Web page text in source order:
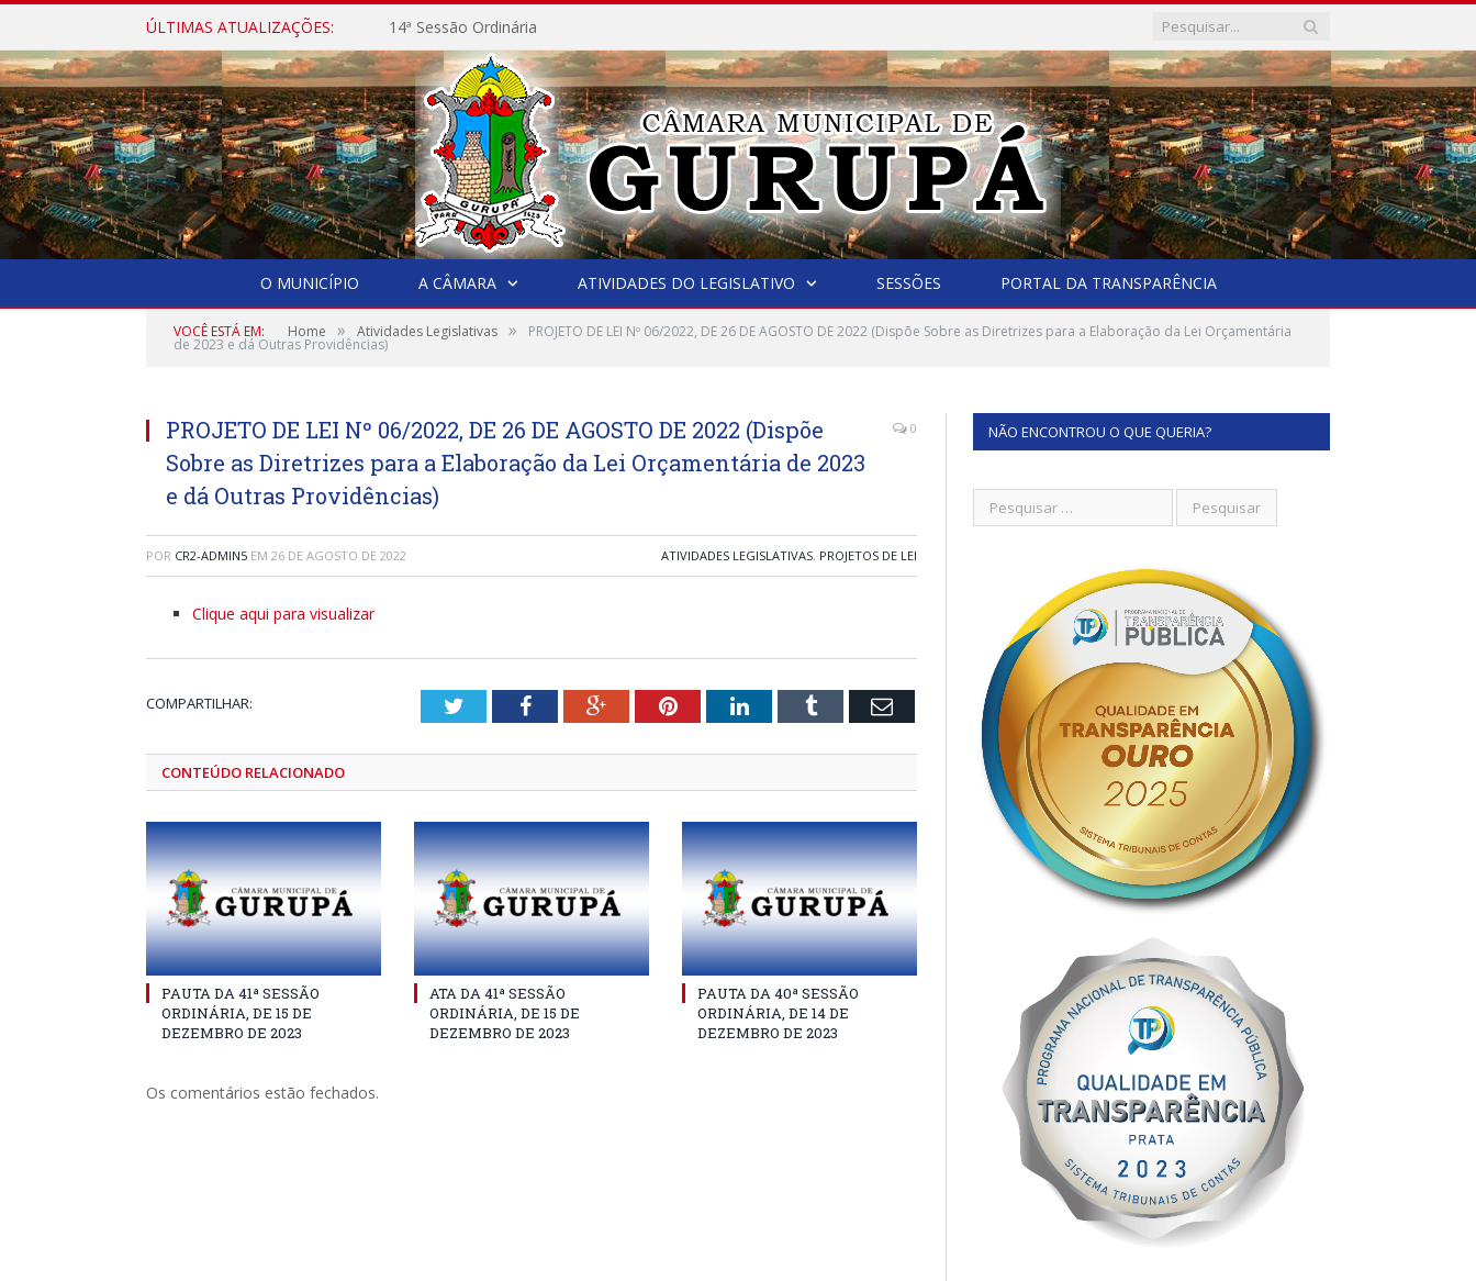
ÚLTIMAS ATUALIZAÇÕES: 14ª Sessão Ordinária
O MUNICÍPIO A CÂMARA ATIVIDADES DO LEGISLATIVO SESSÕES PORTAL DA TRANSPARÊNCIA
VOCÊ ESTÁ EM: Home » Atividades Legislativas » PROJETO DE LEI Nº 06/2022, DE 26 DE AGOSTO DE 2022 (Dispõe Sobre as Diretrizes para a Elaboração da Lei Orçamentária
de 2023 e dá Outras Providências)
PROJETO DE LEI Nº 06/2022, DE 26 DE AGOSTO DE 2022 (Dispõe
Sobre as Diretrizes para a Elaboração da Lei Orçamentária de 2023
e dá Outras Providências)
0
POR CR2-ADMIN5 EM 26 DE AGOSTO DE 2022 ATIVIDADES LEGISLATIVAS, PROJETOS DE LEI
Clique aqui para visualizar
COMPARTILHAR: TwitterFacebookGoogle+PinterestLinkedInTumblr Email
CONTEÚDO RELACIONADO
PAUTA DA 41ª SESSÃO
ORDINÁRIA, DE 15 DE
DEZEMBRO DE 2023
ATA DA 41ª SESSÃO
ORDINÁRIA, DE 15 DE
DEZEMBRO DE 2023
PAUTA DA 40ª SESSÃO
ORDINÁRIA, DE 14 DE
DEZEMBRO DE 2023
Os comentários estão fechados.
NÃO ENCONTROU O QUE QUERIA?